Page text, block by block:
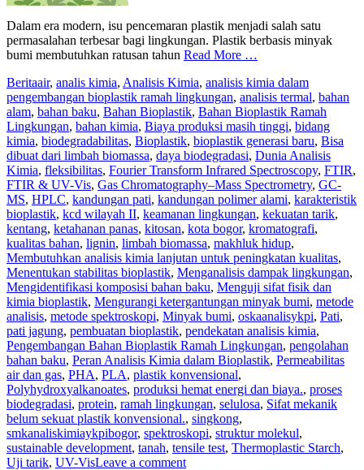
Dalam era modern, isu pencemaran plastik menjadi salah satu
permasalahan terbesar bagi lingkungan. Plastik berbasis minyak
bumi membutuhkan ratusan tahun Read More …
Beritaair, analis kimia, Analisis Kimia, analisis kimia dalam
pengembangan bioplastik ramah lingkungan, analisis termal, bahan
alam, bahan baku, Bahan Bioplastik, Bahan Bioplastik Ramah
Lingkungan, bahan kimia, Biaya produksi masih tinggi, bidang
kimia, biodegradabilitas, Bioplastik, bioplastik generasi baru, Bisa
dibuat dari limbah biomassa, daya biodegradasi, Dunia Analisis
Kimia, fleksibilitas, Fourier Transform Infrared Spectroscopy, FTIR,
FTIR & UV-Vis, Gas Chromatography–Mass Spectrometry, GC-
MS, HPLC, kandungan pati, kandungan polimer alami, karakteristik
bioplastik, kcd wilayah II, keamanan lingkungan, kekuatan tarik,
kentang, ketahanan panas, kitosan, kota bogor, kromatografi,
kualitas bahan, lignin, limbah biomassa, makhluk hidup,
Membutuhkan analisis kimia lanjutan untuk peningkatan kualitas,
Menentukan stabilitas bioplastik, Menganalisis dampak lingkungan,
Mengidentifikasi komposisi bahan baku, Menguji sifat fisik dan
kimia bioplastik, Mengurangi ketergantungan minyak bumi, metode
analisis, metode spektroskopi, Minyak bumi, oskaanalisykpi, Pati,
pati jagung, pembuatan bioplastik, pendekatan analisis kimia,
Pengembangan Bahan Bioplastik Ramah Lingkungan, pengolahan
bahan baku, Peran Analisis Kimia dalam Bioplastik, Permeabilitas
air dan gas, PHA, PLA, plastik konvensional,
Polyhydroxyalkanoates, produksi hemat energi dan biaya., proses
biodegradasi, protein, ramah lingkungan, selulosa, Sifat mekanik
belum sekuat plastik konvensional., singkong,
smkanaliskimiaykpibogor, spektroskopi, struktur molekul,
sustainable development, tanah, tensile test, Thermoplastic Starch,
Uji tarik, UV-VisLeave a comment